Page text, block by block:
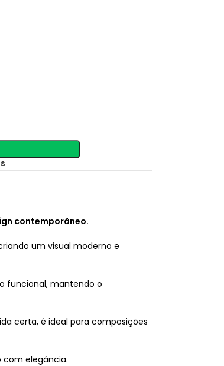
contemporâneo.
um visual moderno e
funcional, mantendo o
certa, é ideal para composições
com elegância.